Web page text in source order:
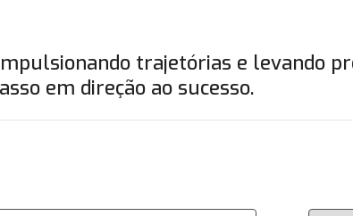
trajetórias e levando
em direção ao sucesso.